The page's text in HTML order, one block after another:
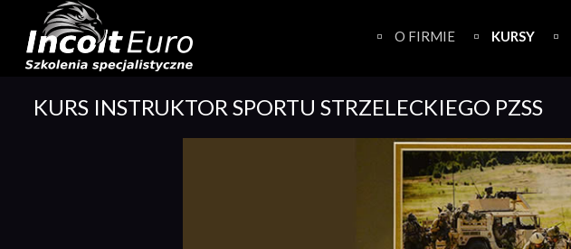
content
O FIRMIE KURSY
KURS INSTRUKTOR SPORTU STRZELECKIEGO PZSS